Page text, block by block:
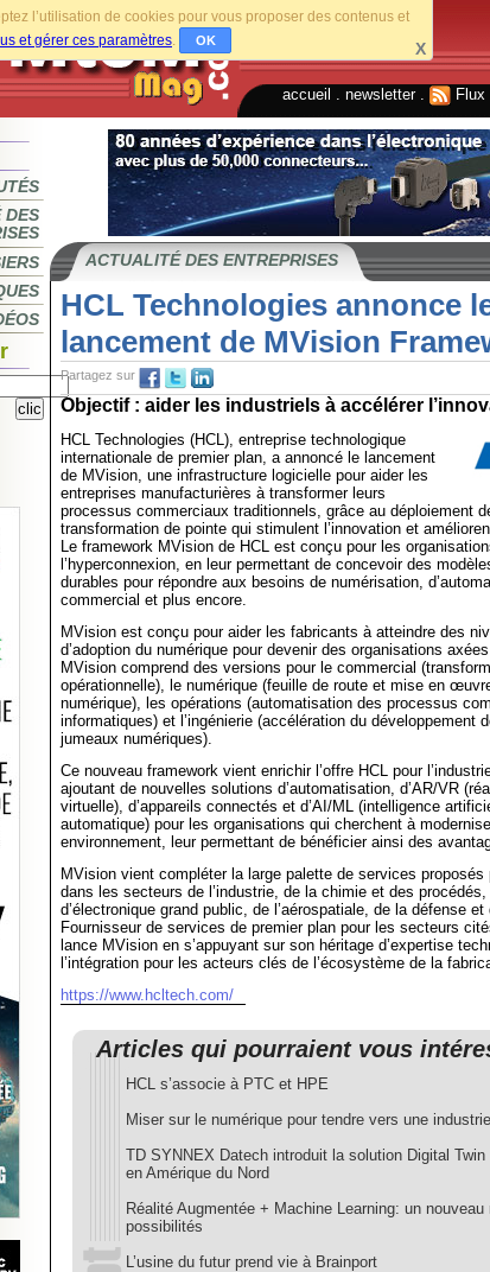
l’utilisation de cookies pour vous proposer des contenus et
et gérer ces paramètres. OK X
accueil newsletter. Flux
DES
ACTUALITÉ DES ENTREPRISES
HCL Technologies annonce
lancement de MVision
Partagez sur
Objectif : aider les industriels à accélérer
HCL Technologies (HCL), entreprise technologique
internationale de premier plan, a annoncé le lancement
de MVision, une infrastructure logicielle pour aider les
entreprises manufacturières à transformer leurs
processus commerciaux traditionnels, grâce au déploiement
transformation de pointe qui stimulent l’innovation et
Le framework MVision de HCL est conçu pour les
l’hyperconnexion, en leur permettant de concevoir des
durables pour répondre aux besoins de numérisation,
commercial et plus encore.
MVision est conçu pour aider les fabricants à atteindre des
d’adoption du numérique pour devenir des organisations
MVision comprend des versions pour le commercial
opérationnelle), le numérique (feuille de route et mise en
numérique), les opérations (automatisation des processus
informatiques) et l’ingénierie (accélération du développement
jumeaux numériques).
Ce nouveau framework vient enrichir l’offre HCL pour
ajoutant de nouvelles solutions d’automatisation, d’AR/VR
virtuelle), d’appareils connectés et d’AI/ML (intelligence
automatique) pour les organisations qui cherchent à
environnement, leur permettant de bénéficier ainsi des
MVision vient compléter la large palette de services proposés
dans les secteurs de l’industrie, de la chimie et des
d’électronique grand public, de l’aérospatiale, de la défense et
Fournisseur de services de premier plan pour les secteurs
lance MVision en s’appuyant sur son héritage d’expertise
l’intégration pour les acteurs clés de l’écosystème de la
https://www.hcltech.com/
Articles qui pourraient vous
HCL s’associe à PTC et HPE
Miser sur le numérique pour tendre vers une
TD SYNNEX Datech introduit la solution Digital
en Amérique du Nord
Réalité Augmentée + Machine Learning: un nouveau
possibilités
L’usine du futur prend vie à Brainport